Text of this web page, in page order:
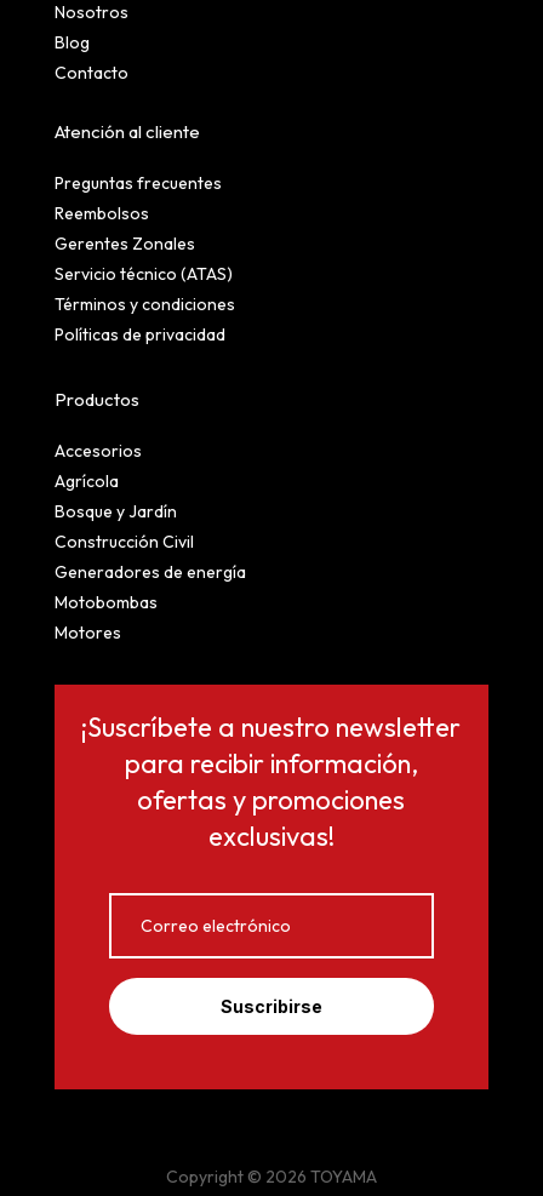
Nosotros
Blog
Contacto
Atención al cliente
Preguntas frecuentes
Reembolsos
Gerentes Zonales
Servicio técnico (ATAS)
Términos y condiciones
Políticas de privacidad
Productos
Accesorios
Agrícola
Bosque y Jardín
Construcción Civil
Generadores de energía
Motobombas
Motores
¡Suscríbete a nuestro newsletter
para recibir información,
ofertas y promociones
exclusivas!
Suscribirse
Copyright © 2026 TOYAMA